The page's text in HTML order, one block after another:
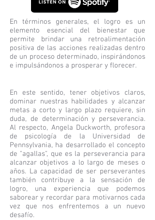
En términos generales, el logro es un
elemento esencial del bienestar que
permite brindar una retroalimentación
positiva de las acciones realizadas dentro
de un proceso determinado, inspirándonos
e impulsándonos a prosperar y florecer.
En este sentido, tener objetivos claros,
dominar nuestras habilidades y alcanzar
metas a corto y largo plazo requiere, sin
duda, de determinación y perseverancia.
Al respecto, Angela Duckworth, profesora
de psicología de la Universidad de
Pennsylvania, ha desarrollado el concepto
de "agallas", que es la perseverancia para
alcanzar objetivos a lo largo de meses o
años. La capacidad de ser perseverantes
también contribuye a la sensación de
logro, una experiencia que podemos
saborear y recordar para motivarnos cada
vez que nos enfrentemos a un nuevo
desafío.